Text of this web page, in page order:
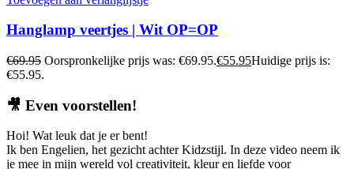
Hanglamp veertjes | Wit OP=OP
€69.95 Oorspronkelijke prijs was: €69.95.€55.95Huidige prijs is:
€55.95.
🎥 Even voorstellen!
Hoi! Wat leuk dat je er bent!
Ik ben Engelien, het gezicht achter Kidzstijl. In deze video neem ik
je mee in mijn wereld vol creativiteit, kleur en liefde voor